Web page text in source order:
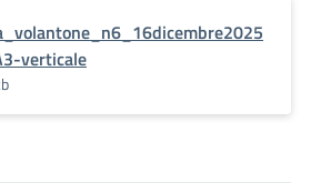
verticale